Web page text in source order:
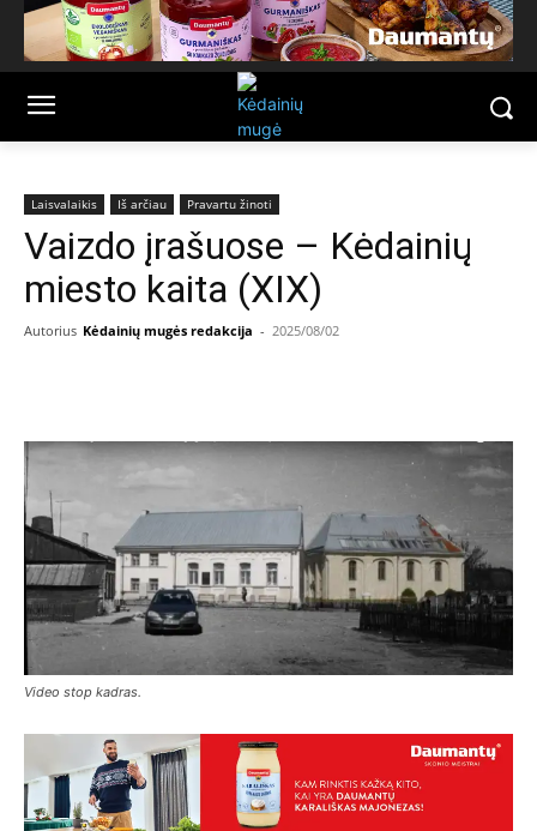
Laisvalaikis Iš arčiau Pravartu žinoti
Vaizdo įrašuose – Kėdainių
miesto kaita (XIX)
Autorius Kėdainių mugės redakcija - 2025/08/02
Video stop kadras.